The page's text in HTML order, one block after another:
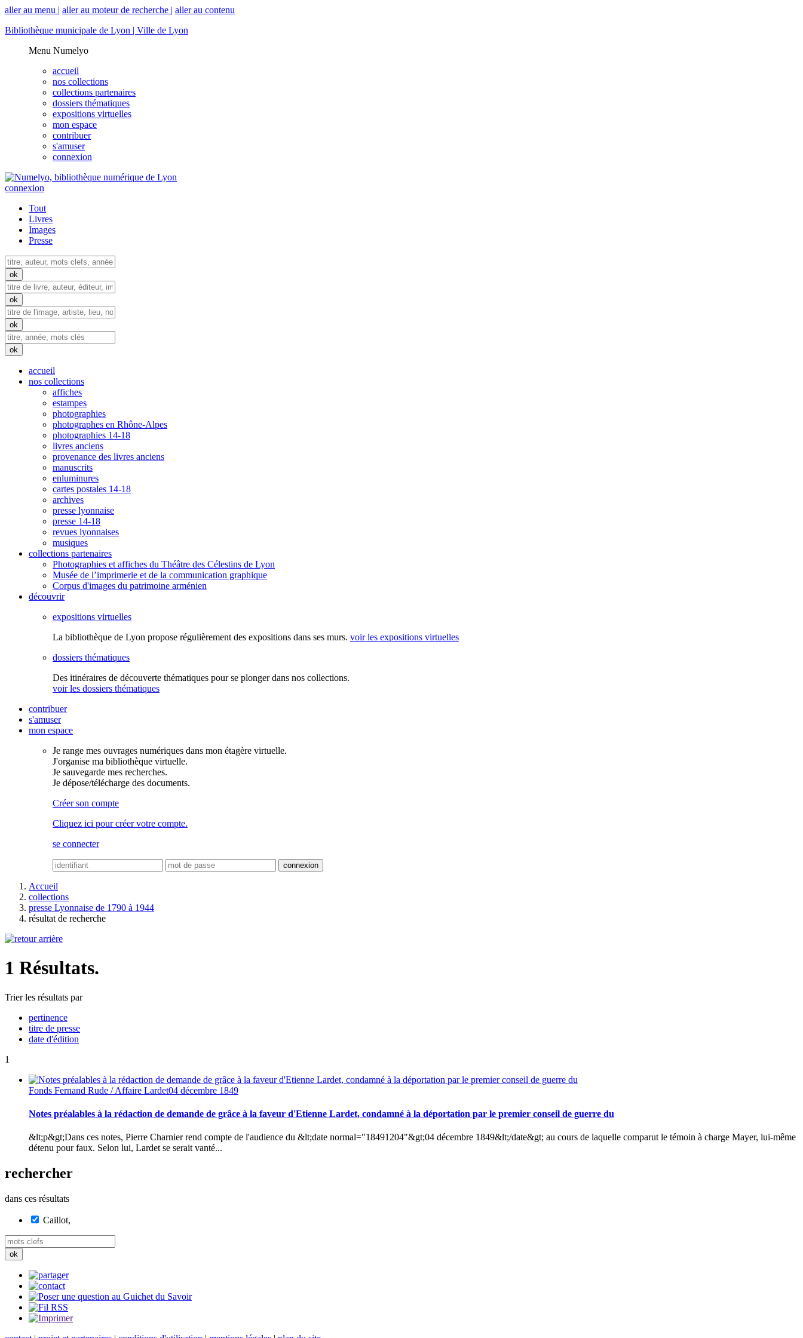
aller au menu | aller au moteur de recherche | aller au contenu
Bibliothèque municipale de Lyon | Ville de Lyon
Menu Numelyo
accueil
nos collections
collections partenaires
dossiers thématiques
expositions virtuelles
mon espace
contribuer
s'amuser
connexion
connexion
Tout
Livres
Images
Presse
accueil
nos collections
affiches
estampes
photographies
photographes en Rhône-Alpes
photographies 14-18
livres anciens
provenance des livres anciens
manuscrits
enluminures
cartes postales 14-18
archives
presse lyonnaise
presse 14-18
revues lyonnaises
musiques
collections partenaires
Photographies et affiches du Théâtre des Célestins de Lyon
Musée de l’imprimerie et de la communication graphique
Corpus d'images du patrimoine arménien
découvrir
expositions virtuelles
La bibliothèque de Lyon propose régulièrement des expositions dans ses murs. voir les expositions virtuelles
dossiers thématiques
Des itinéraires de découverte thématiques pour se plonger dans nos collections.
voir les dossiers thématiques
contribuer
s'amuser
mon espace
Je range mes ouvrages numériques dans mon étagère virtuelle.
J'organise ma bibliothèque virtuelle.
Je sauvegarde mes recherches.
Je dépose/télécharge des documents.
Créer son compte
Cliquez ici pour créer votre compte.
se connecter
Accueil
collections
presse Lyonnaise de 1790 à 1944
résultat de recherche
1 Résultats.
Trier les résultats par
pertinence
titre de presse
date d'édition
1
Fonds Fernand Rude / Affaire Lardet04 décembre 1849
Notes préalables à la rédaction de demande de grâce à la faveur d'Etienne Lardet, condamné à la déportation par le premier conseil de guerre du
&lt;p&gt;Dans ces notes, Pierre Charnier rend compte de l'audience du &lt;date normal="18491204"&gt;04 décembre 1849&lt;/date&gt; au cours de laquelle comparut le témoin à charge Mayer, lui-même
détenu pour faux. Selon lui, Lardet se serait vanté...
rechercher
dans ces résultats
Caillot,